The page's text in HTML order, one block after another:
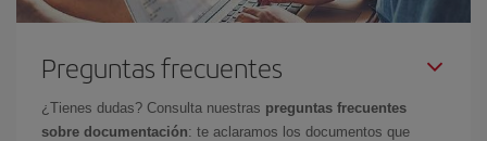
Preguntas frecuentes
¿Tienes dudas? Consulta nuestras preguntas frecuentes
sobre documentación: te aclaramos los documentos que